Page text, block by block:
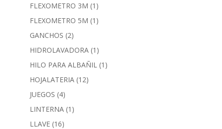
FLEXOMETRO 3M (1)
FLEXOMETRO 5M (1)
GANCHOS (2)
HIDROLAVADORA (1)
HILO PARA ALBAÑIL (1)
HOJALATERIA (12)
JUEGOS (4)
LINTERNA (1)
LLAVE (16)